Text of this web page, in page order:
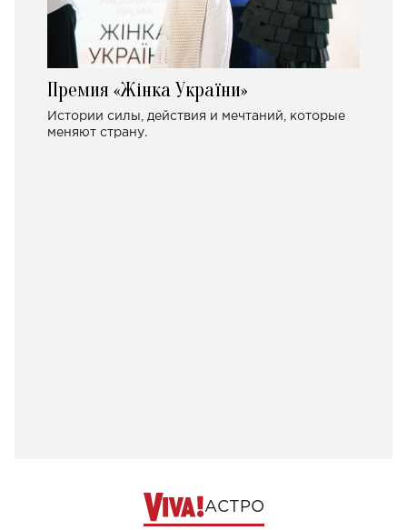
Премия «Жінка України»
Истории силы, действия и мечтаний, которые
меняют страну.
АСТРО